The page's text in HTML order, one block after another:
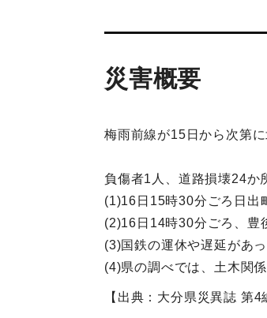
災害概要
梅雨前線が15日から次第
負傷者1人、道路損壊24か
(1)16日15時30分ごろ日出
(2)16日14時30分ごろ、豊
(3)国鉄の運休や遅延があっ
(4)県の調べでは、土木関
【出典：大分県災異誌 第